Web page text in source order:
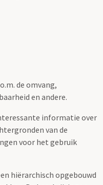
de omvang,
en andere.
informatie over
van de
voor het gebruik
hiërarchisch opgebouwd